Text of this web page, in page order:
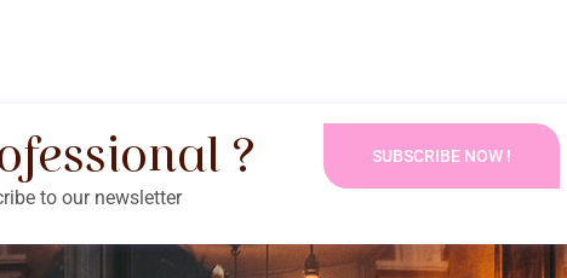
?
to our newsletter
SUBSCRIBE NOW !